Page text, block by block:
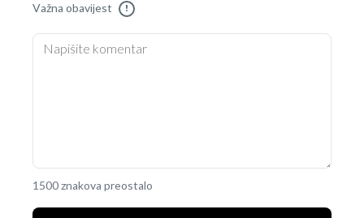
Važna obavijest !
1500 znakova preostalo